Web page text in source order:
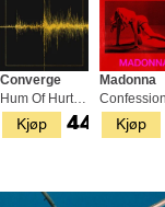
Kjøp
Converge
Hum Of Hurt - LTD (LP)
449,- Kjøp
Madonna